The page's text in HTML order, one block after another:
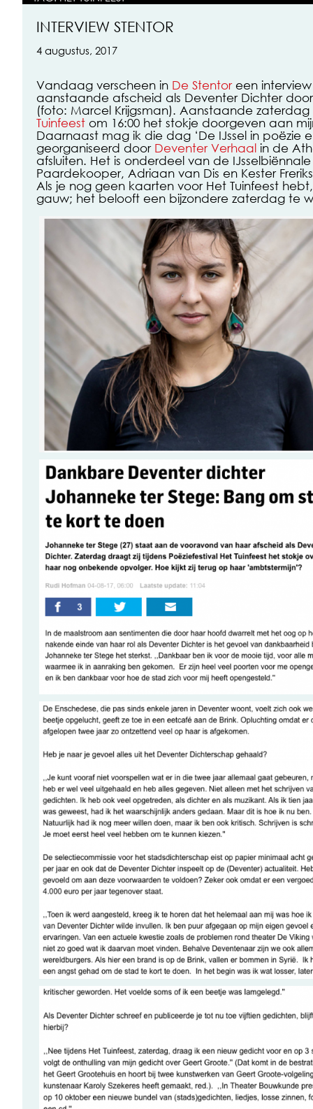
INTERVIEW STENTOR
4 augustus, 2017
Vandaag verscheen in De Stentoreen
aanstaande afscheid als Deventer Dichter
(foto: Marcel Krijgsman). Aanstaande zaterdag
Tuinfeest om 16:00 het stokje doorgeven aan
Daarnaast mag ik die dag ‘De IJssel in poëzie
georganiseerd door Deventer Verhaal in de
afsluiten. Het is onderdeel van de
Paardekooper, Adriaan van Dis en Kester
Als je nog geen kaarten voor Het Tuinfeest
gauw; het belooft een bijzondere zaterdag te